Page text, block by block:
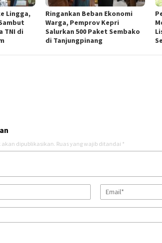
Lingga,
TNI di
Ringankan Beban Ekonomi
Warga, Pemprov Kepri
Salurkan 500 Paket Sembako
di Tanjungpinang
dipublikasikan. Ruas yang wajib ditandai *